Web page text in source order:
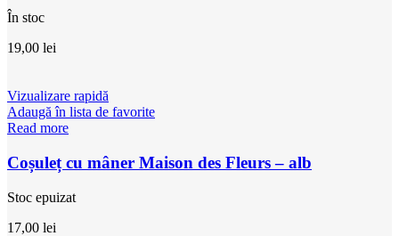
În stoc
19,00 lei
Vizualizare rapidă
Adaugă în lista de favorite
Read more
Coșuleț cu mâner Maison des Fleurs – alb
Stoc epuizat
17,00 lei